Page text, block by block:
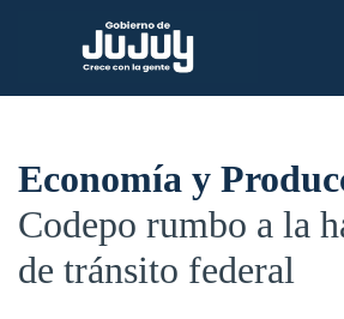
Economía y
Codepo rumbo a la
de tránsito federal